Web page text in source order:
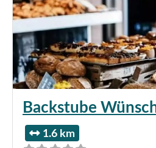
Backstube
1.6 km